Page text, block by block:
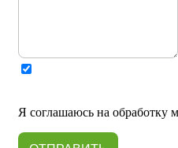
Я соглашаюсь на обработку